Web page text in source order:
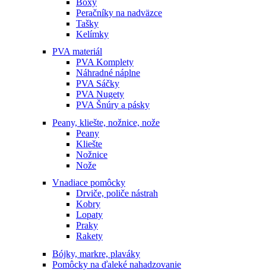
Peračníky na nadväzce
Tašky
Kelímky
PVA materiál
PVA Komplety
Náhradné náplne
PVA Sáčky
PVA Nugety
PVA Šnúry a pásky
Peany, kliešte, nožnice, nože
Peany
Kliešte
Nožnice
Nože
Vnadiace pomôcky
Drviče, poliče nástrah
Kobry
Lopaty
Praky
Rakety
Bójky, markre, plaváky
Pomôcky na ďaleké nahadzovanie